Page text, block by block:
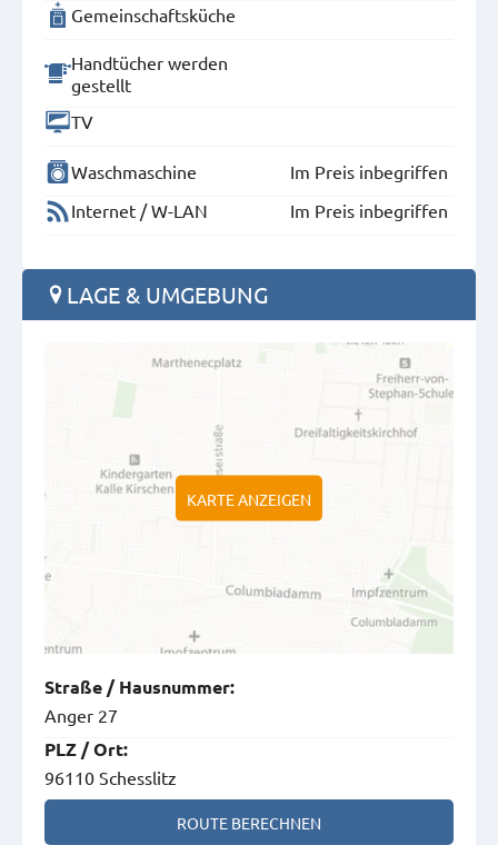
Gemeinschaftsküche
Handtücher werden
gestellt
TV
Waschmaschine
Im Preis inbegriffen
Internet / W-LAN
Im Preis inbegriffen
LAGE & UMGEBUNG
KARTE ANZEIGEN
Straße / Hausnummer:
Anger 27
PLZ / Ort:
96110 Schesslitz
ROUTE BERECHNEN